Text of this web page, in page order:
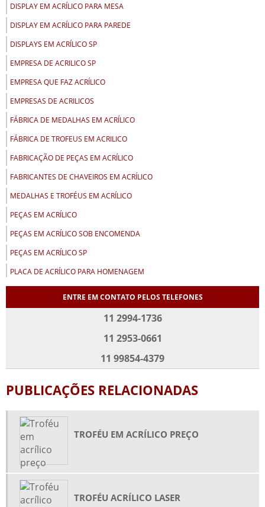
DISPLAY EM ACRÍLICO PARA MESA
DISPLAY EM ACRÍLICO PARA PAREDE
DISPLAYS EM ACRÍLICO SP
EMPRESA DE ACRILICO SP
EMPRESA QUE FAZ ACRÍLICO
EMPRESAS DE ACRILICOS
FÁBRICA DE MEDALHAS EM ACRÍLICO
FÁBRICA DE TROFEUS EM ACRILICO
FABRICAÇÃO DE PEÇAS EM ACRÍLICO
FABRICANTES DE CHAVEIROS EM ACRÍLICO
MEDALHAS E TROFÉUS EM ACRÍLICO
PEÇAS EM ACRÍLICO
PEÇAS EM ACRÍLICO SOB ENCOMENDA
PEÇAS EM ACRÍLICO SP
PLACA DE ACRÍLICO PARA HOMENAGEM
PLACA DE HOMENAGEM EM ACRÍLICO PREÇO
PLACAS EM ACRÍLICO SP
PORTA CANETA DE ACRÍLICO
PORTA FOLDER EM ACRÍLICO DE PAREDE
PORTA RETRATO DE ACRÍLICO ONDE COMPRAR
PRISMA ACRÍLICO PREÇO
PRISMA DE ACRÍLICO
PRISMAS DE MESA EM ACRÍLICO
ENTRE EM CONTATO PELOS TELEFONES
11 2994-1736
11 2953-0661
11 99854-4379
PUBLICAÇÕES RELACIONADAS
TROFÉU EM ACRÍLICO PREÇO
TROFÉU ACRÍLICO LASER